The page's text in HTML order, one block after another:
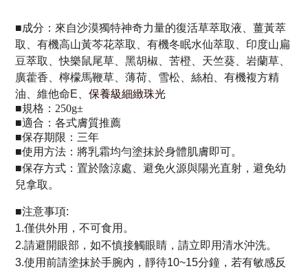
■成分： 來自沙漠獨特神奇力量的復活草萃取液、薑黃萃
取、有機高山黃芩花萃取、有機冬眠水仙萃取、印度山扁
豆萃取、快樂鼠尾草、黑胡椒、苦橙、天竺葵、岩蘭草、
廣藿香、檸檬馬鞭草、薄荷、雪松、絲柏、有機複方精
油、維他命E
保養級細緻珠光
■規格：250g±
■適合：各式膚質推薦
■保存期限：三年
■使用方法： 將乳霜均勻塗抹於身體肌膚即可。
■保存方式：置於陰涼處、避免火源與陽光直射，避免幼
兒拿取。
■注意事項:
1.僅供外用，不可食用。
2.請避開眼部，如不慎接觸眼睛，請立即用清水沖洗。
3.使用前請塗抹於手腕內，靜待10~15分鐘，若有敏感反